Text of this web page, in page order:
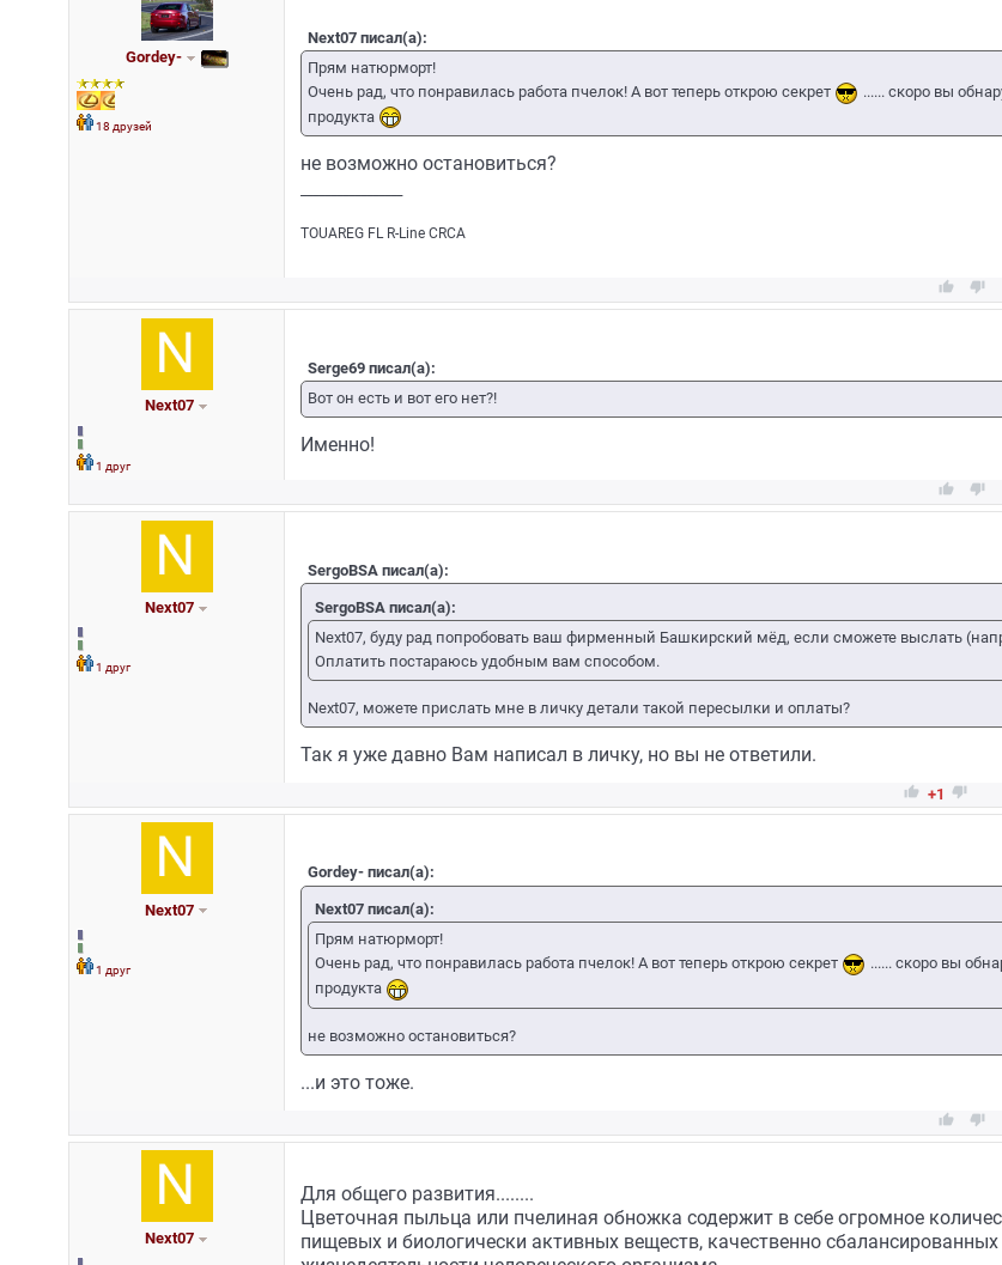
Gordey-
18 друзей
Next07 писал(а):
Прям натюрморт!
Очень рад, что понравилась работа пчелок! А вот теперь открою секрет
...... скоро вы
продукта
не возможно остановиться?
TOUAREG FL R-Line CRCA
 
Next07
1 друг
Serge69 писал(а):
Вот он есть и вот его нет?!
Именно!
 
Next07
1 друг
SergoBSA писал(а):
SergoBSA писал(а):
Next07, буду рад попробовать ваш фирменный Башкирский мёд, если сможете выслать
Оплатить постараюсь удобным вам способом.
Next07, можете прислать мне в личку детали такой пересылки и оплаты?
Так я уже давно Вам написал в личку, но вы не ответили.
 +1 
Next07
1 друг
Gordey- писал(а):
Next07 писал(а):
Прям натюрморт!
Очень рад, что понравилась работа пчелок! А вот теперь открою секрет
...... скоро вы
продукта
не возможно остановиться?
...и это тоже.
 
Next07
Для общего развития........
Цветочная пыльца или пчелиная обножка содержит в себе огромное
пищевых и биологически активных веществ, качественно